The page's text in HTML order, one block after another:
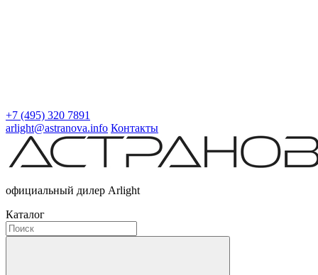
+7 (495) 320 7891
arlight@astranova.info Контакты
официальный дилер Arlight
Каталог